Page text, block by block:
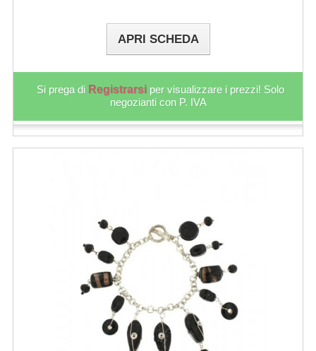
APRI SCHEDA
Si prega di Registrarsi per visualizzare i prezzi! Solo
negozianti con P. IVA